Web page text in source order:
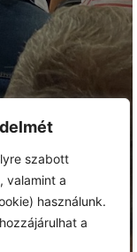
szabott
valamint a
használunk.
a